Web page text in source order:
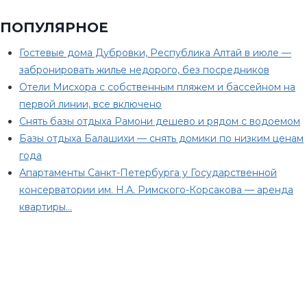
ПОПУЛЯРНОЕ
Гостевые дома Дубровки, Республика Алтай в июле —
забронировать жилье недорого, без посредников
Отели Мисхора с собственным пляжем и бассейном на
первой линии, все включено
Снять базы отдыха Рамони дешево и рядом с водоемом
Базы отдыха Балашихи — снять домики по низким ценам
года
Апартаменты Санкт-Петербурга у Государственной
консерватории им. Н.А. Римского-Корсакова — аренда
квартиры…